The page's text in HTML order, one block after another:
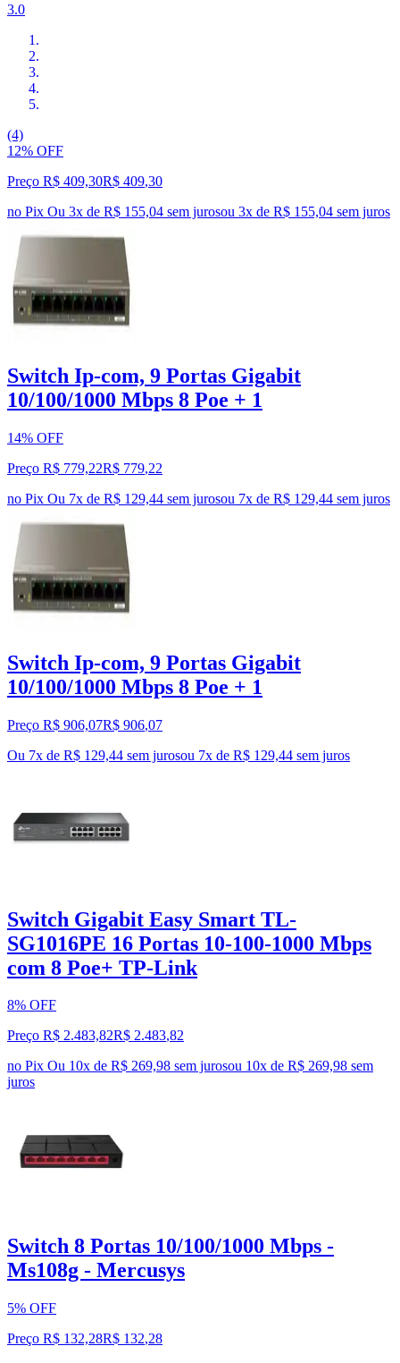
3.0
(4)
12% OFF
Preço R$ 409,30R$ 409,30
no Pix Ou 3x de R$ 155,04 sem jurosou 3x de R$ 155,04 sem juros
Switch Ip-com, 9 Portas Gigabit
10/100/1000 Mbps 8 Poe + 1
14% OFF
Preço R$ 779,22R$ 779,22
no Pix Ou 7x de R$ 129,44 sem jurosou 7x de R$ 129,44 sem juros
Switch Ip-com, 9 Portas Gigabit
10/100/1000 Mbps 8 Poe + 1
Preço R$ 906,07R$ 906,07
Ou 7x de R$ 129,44 sem jurosou 7x de R$ 129,44 sem juros
Switch Gigabit Easy Smart TL-
SG1016PE 16 Portas 10-100-1000 Mbps
com 8 Poe+ TP-Link
8% OFF
Preço R$ 2.483,82R$ 2.483,82
no Pix Ou 10x de R$ 269,98 sem jurosou 10x de R$ 269,98 sem
juros
Switch 8 Portas 10/100/1000 Mbps -
Ms108g - Mercusys
5% OFF
Preço R$ 132,28R$ 132,28